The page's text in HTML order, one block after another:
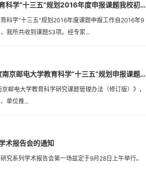
江苏省教育科学“十三五”规划2016年度申报课题我校初评送审项目...
科学“十三五”规划2016年度课题申报工作自2016年9
我所共收到课题53项。经专家...
2016年度南京邮电大学教育科学“十三五”规划申报课题评审结果公...
邮电大学教育科学研究课题管理办法（修订版）》，
单位推...
术报告会的通知
究系列学术报告会第一场兹定于9月28日上午举行。